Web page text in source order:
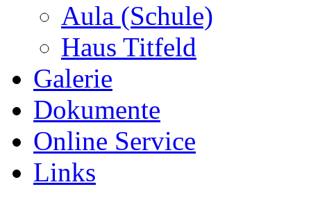
Aula (Schule)
Haus Titfeld
Galerie
Dokumente
Online Service
Links